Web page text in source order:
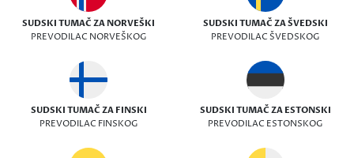
SUDSKI TUMAČ ZA NORVEŠKI
PREVODILAC NORVEŠKOG
SUDSKI TUMAČ ZA ŠVEDSKI
PREVODILAC ŠVEDSKOG
SUDSKI TUMAČ ZA FINSKI
PREVODILAC FINSKOG
SUDSKI TUMAČ ZA ESTONSKI
PREVODILAC ESTONSKOG